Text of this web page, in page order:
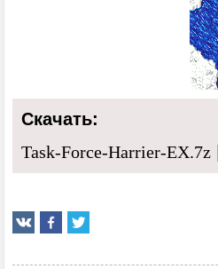
Скачать:
Task-Force-Harrier-EX.7z